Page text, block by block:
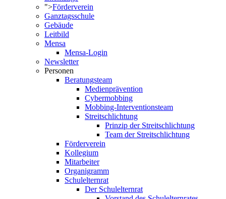
">Förderverein
Ganztagsschule
Gebäude
Leitbild
Mensa
Mensa-Login
Newsletter
Personen
Beratungsteam
Medienprävention
Cybermobbing
Mobbing-Interventionsteam
Streitschlichtung
Prinzip der Streitschlichtung
Team der Streitschlichtung
Förderverein
Kollegium
Mitarbeiter
Organigramm
Schulelternrat
Der Schulelternrat